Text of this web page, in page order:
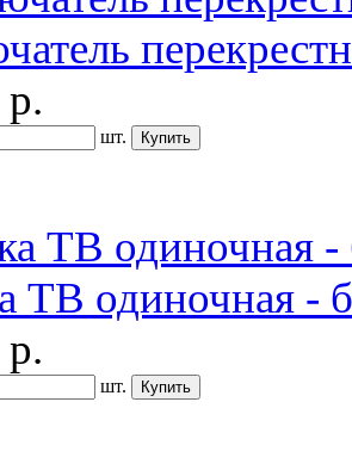
р.
шт.
ТВ одиночная -
р.
шт.